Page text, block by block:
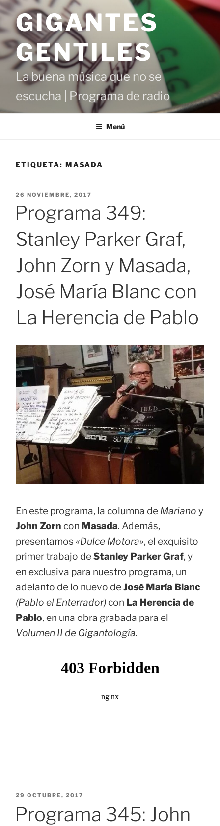
Saltar
contenido
GIGANTES
GENTILES
La buena música que no se
escucha | Programa de radio
Menú
ETIQUETA: MASADA
PUBLICADO
26 NOVIEMBRE, 2017
Programa 349:
Stanley Parker Graf,
John Zorn y Masada,
José María Blanc con
La Herencia de Pablo
En este programa, la columna de Mariano y
John Zorn con Masada. Además,
presentamos «Dulce Motora», el exquisito
primer trabajo deStanley Parker Graf, y
en exclusiva para nuestro programa, un
adelanto de lo nuevo deJosé María Blanc
(Pablo el Enterrador) con La Herencia de
Pablo, en una obra grabada para el
Volumen II de Gigantología.
PUBLICADO
29 OCTUBRE, 2017
Programa 345: John